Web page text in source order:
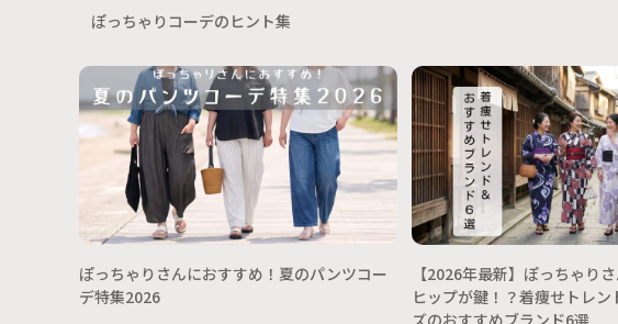
ぽっちゃりコーデのヒント集
ぽっちゃりさんにおすすめ！夏のパンツコー
デ特集2026
【2026年最新】ぽっちゃり
ヒップが鍵！？着痩せトレン
ズのおすすめブランド6選